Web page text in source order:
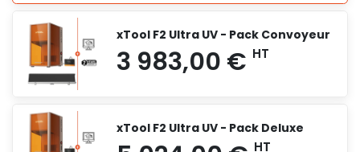
xTool F2 Ultra UV - Pack Convoyeur
xTool F2 Ultra UV - Pack Deluxe